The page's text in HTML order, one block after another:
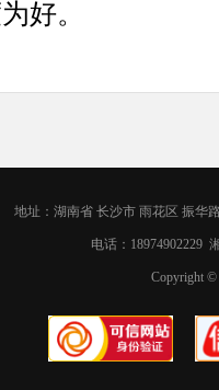
好。
地址：湖南省 长沙市 雨花区 振华
电话：18974902229
Copyright ©